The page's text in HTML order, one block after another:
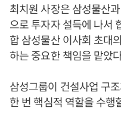
최치원 사장은 삼성물산
으로 투자자 설득에 나서
합 삼성물산 이사회 초대
하는 중요한 책임을 맡았
삼성그룹이 건설사업 구
한 번 핵심적 역할을 수행